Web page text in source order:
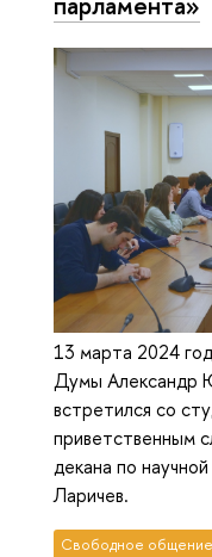
13 марта 2024
Думы Александр
встретился со
приветственным
декана по
Ларичев.
Свободное общение